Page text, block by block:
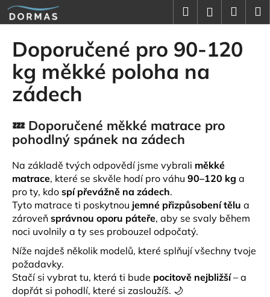
Přejít
obsah
HledatPřihlášení
Doporučené pro 90-120
kg měkké poloha na
zádech
💤 Doporučené měkké matrace pro
pohodlný spánek na zádech
Na základě tvých odpovědí jsme vybrali měkké
matrace, které se skvěle hodí pro váhu 90–120 kg a
pro ty, kdo spí převážně na zádech.
Tyto matrace ti poskytnou jemné přizpůsobení tělu a
zároveň správnou oporu páteře, aby se svaly během
noci uvolnily a ty ses probouzel odpočatý.
Níže najdeš několik modelů, které splňují všechny tvoje
požadavky.
Stačí si vybrat tu, která ti bude pocitově nejbližší– a
dopřát si pohodlí, které si zasloužíš. 🌙
K
o
C
o
p
t
ř
e
b
u
j
e
t
e
n
a